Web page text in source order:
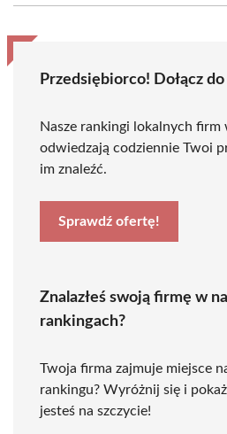
Przedsiębiorco! Dołącz do
Nasze rankingi lokalnych firm
odwiedzają codziennie Twoi
im znaleźć.
Sprawdź ofertę!
Znalazłeś swoją firmę w
rankingach?
Twoja firma zajmuje miejsce
rankingu? Wyróżnij się i
jesteś na szczycie!